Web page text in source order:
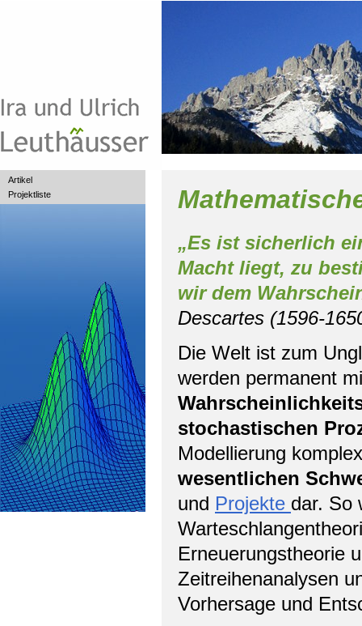
Artikel
Projektliste
„Es ist sicherlich
Macht liegt, zu
wir dem
Descartes (1596-
Die Welt ist zum
werden permanent
stochastischen
Modellierung
wesentlichen
und Projekte dar. So
Erneuerungstheorie
Zeitreihenanalysen
Vorhersage und